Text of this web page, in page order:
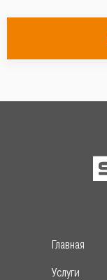
Главная
Услуги